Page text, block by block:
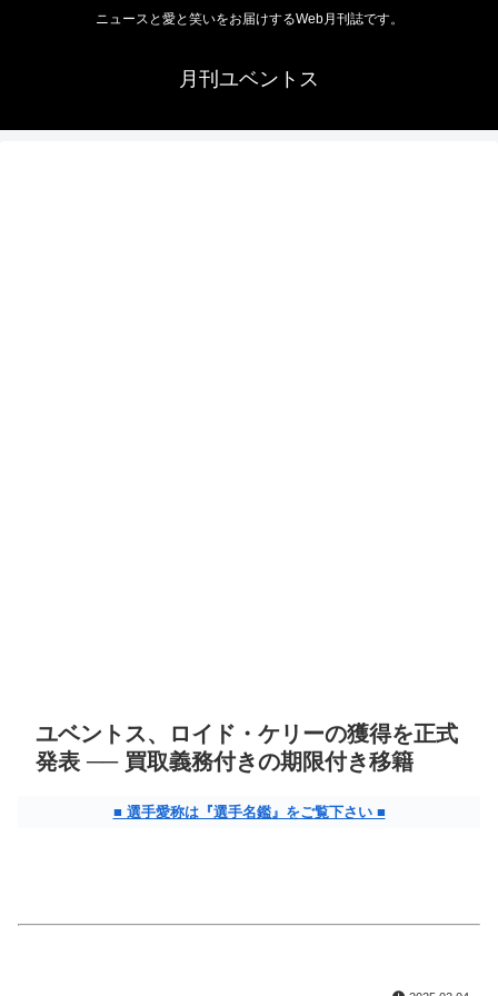
ニュースと愛と笑いをお届けするWeb月刊誌です。
月刊ユベントス
ユベントス、ロイド・ケリーの獲得を正式
発表 ── 買取義務付きの期限付き移籍
■ 選手愛称は『選手名鑑』をご覧下さい ■